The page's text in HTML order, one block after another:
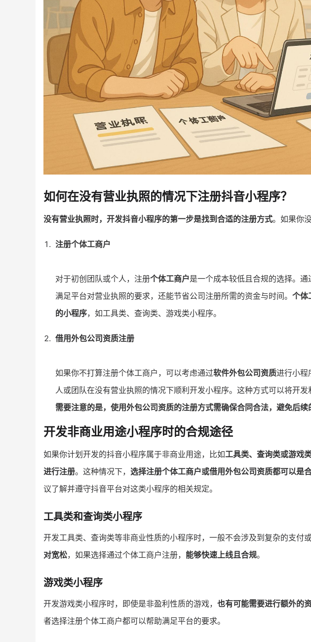
如何在没有营业执照的情况下注册抖音小程序？
没有营业执照时，开发抖音小程序的第一步是找到合适的注册方式。如果你
注册个体工商户
对于初创团队或个人，注册个体工商户是一个成本较低且合规的选择。
满足平台对营业执照的要求，还能节省公司注册所需的资金与时间。 个体
的小程序，如工具类、查询类、游戏类小程序。
借用外包公司资质注册
如果你不打算注册个体工商户，可以考虑通过软件外包公司资质进行小程
人或团队在没有营业执照的情况下顺利开发小程序。这种方式可以将开发
需要注意的是，使用外包公司资质的注册方式需确保合同合法，避免后续
开发非商业用途小程序时的合规途径
如果你计划开发的抖音小程序属于非商业用途，比如工具类、查询类或游戏
进行注册。这种情况下， 选择注册个体工商户或借用外包公司资质都可以是
议了解并遵守抖音平台对这类小程序的相关规定。
工具类和查询类小程序
开发工具类、查询类等非商业性质的小程序时，一般不会涉及到复杂的支付或
对宽松，如果选择通过个体工商户注册， 能够快速上线且合规。
游戏类小程序
开发游戏类小程序时，即使是非盈利性质的游戏， 也有可能需要进行额外的
者选择注册个体工商户都可以帮助满足平台的要求。